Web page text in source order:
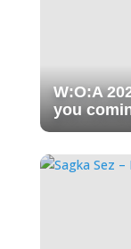
W:O:A
you